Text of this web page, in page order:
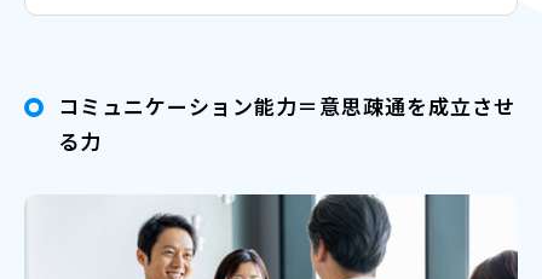
コミュニケーション能力＝意思疎通を成立させ
る力